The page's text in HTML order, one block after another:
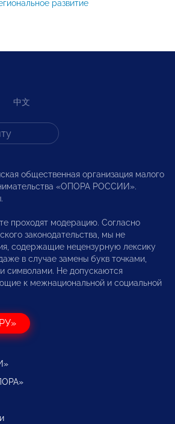
развитие
中文
общественная организация малого
«ОПОРА РОССИИ».
проходят модерацию. Согласно
законодательства, мы не
содержащие нецензурную лексику
в случае замены букв точками,
символами. Не допускаются
к межнациональной и социальной